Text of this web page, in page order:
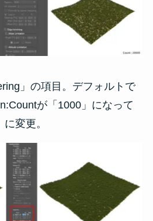
」の項目。デフォルトで
が「1000」になって
に変更。